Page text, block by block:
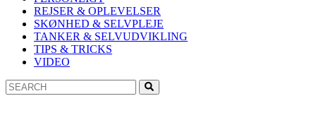
REJSER & OPLEVELSER
SKØNHED & SELVPLEJE
TANKER & SELVUDVIKLING
TIPS & TRICKS
VIDEO
Search
for: